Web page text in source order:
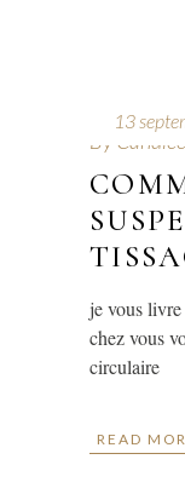
13
By
je vous
chez vous
circulaire
READ